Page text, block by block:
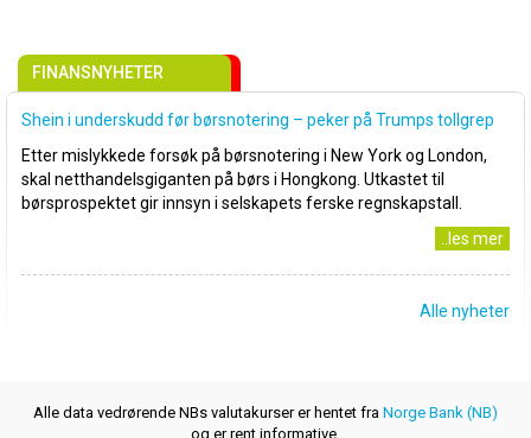
FINANSNYHETER
Shein i underskudd før børsnotering – peker på Trumps tollgrep
Etter mislykkede forsøk på børsnotering i New York og London,
skal netthandelsgiganten på børs i Hongkong. Utkastet til
børsprospektet gir innsyn i selskapets ferske regnskapstall.
..les mer
Alle nyheter
Alle data vedrørende NBs valutakurser er hentet fra Norge Bank (NB)
og er rent informative.